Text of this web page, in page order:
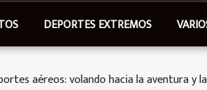
DEPORTES EXTREMOS
aéreos: volando hacia la aventura y